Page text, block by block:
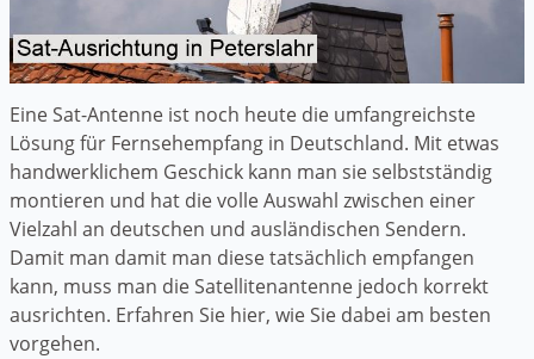
Eine Sat-Antenne ist noch heute die umfangreichste
Lösung für Fernsehempfang in Deutschland. Mit etwas
handwerklichem Geschick kann man sie selbstständig
montieren und hat die volle Auswahl zwischen einer
Vielzahl an deutschen und ausländischen Sendern.
Damit man damit man diese tatsächlich empfangen
kann, muss man die Satellitenantenne jedoch korrekt
ausrichten. Erfahren Sie hier, wie Sie dabei am besten
vorgehen.